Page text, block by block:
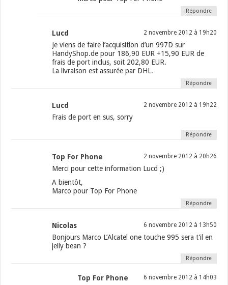
Répondre
Lucd 2 novembre 2012 à 19h20
Je viens de faire l’acquisition d’un 997D sur
HandyShop.de pour 186,90 EUR +15,90 EUR de
frais de port inclus, soit 202,80 EUR.
La livraison est assurée par DHL.
Répondre
Lucd 2 novembre 2012 à 19h22
Frais de port en sus, sorry
Répondre
Top For Phone 2 novembre 2012 à 20h26
Merci pour cette information Lucd ;)
A bientôt,
Marco pour Top For Phone
Répondre
Nicolas 6 novembre 2012 à 13h50
Bonjours Marco L’Alcatel one touche 995 sera t’il en
jelly bean ?
Répondre
Top For Phone 6 novembre 2012 à 14h03